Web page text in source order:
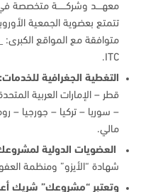
معهــــد وشركــــــة
ITC.
التغطية الجغرافية للخدمات:
قطر – الإمارات العربية
– سوريا – تركيا – جورجيا –
مالي.
العضويات الدولية
شهادة “الأيزو” ومنظمة
وتعتبر “مشروعك” شريك